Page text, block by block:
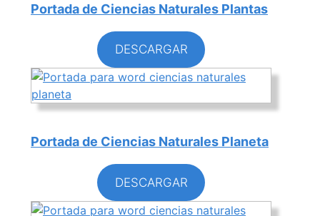
Portada de Ciencias Naturales Plantas
DESCARGAR
Portada de Ciencias Naturales Planeta
DESCARGAR